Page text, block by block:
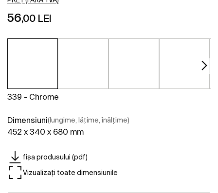
56,00 LEI
339 - Chrome
Dimensiuni(lungime, lățime, înălțime)
452 x 340 x 680 mm
fișa produsului (pdf)
Vizualizați toate dimensiunile